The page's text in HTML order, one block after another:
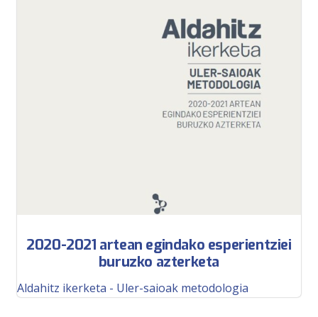
2020-2021 artean egindako esperientziei
buruzko azterketa
Aldahitz ikerketa - Uler-saioak metodologia